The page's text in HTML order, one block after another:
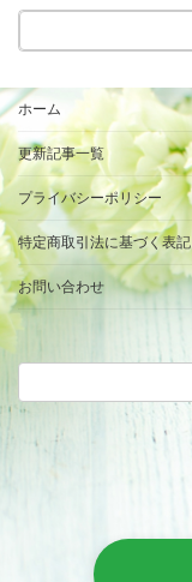
ホーム
更新記事一覧
プライバシーポリシー
特定商取引法に基づく表記
お問い合わせ